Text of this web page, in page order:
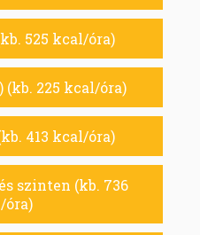
525 kcal/óra)
225 kcal/óra)
413 kcal/óra)
szinten (kb. 736
óra)